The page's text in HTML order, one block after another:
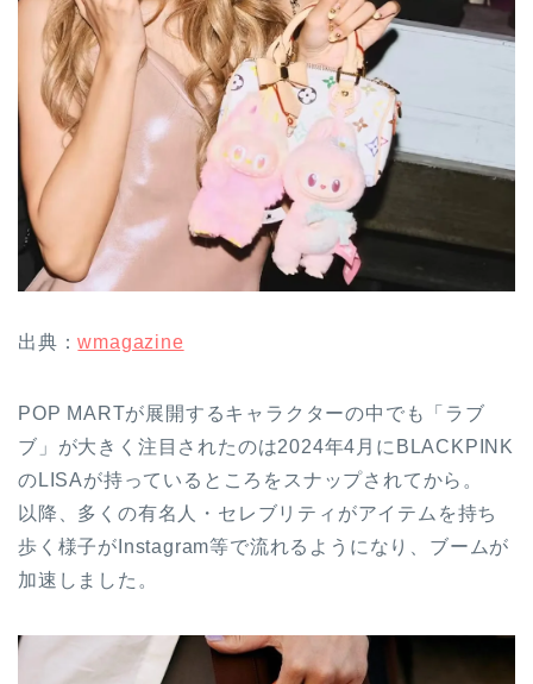
出典：wmagazine
POP MARTが展開するキャラクターの中でも「ラブ
ブ」が大きく注目されたのは2024年4月にBLACKPINK
のLISAが持っているところをスナップされてから。
以降、多くの有名人・セレブリティがアイテムを持ち
歩く様子がInstagram等で流れるようになり、ブームが
加速しました。